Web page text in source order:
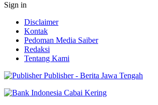
Sign in
Disclaimer
Kontak
Pedoman Media Saiber
Redaksi
Tentang Kami
Publisher - Berita Jawa Tengah